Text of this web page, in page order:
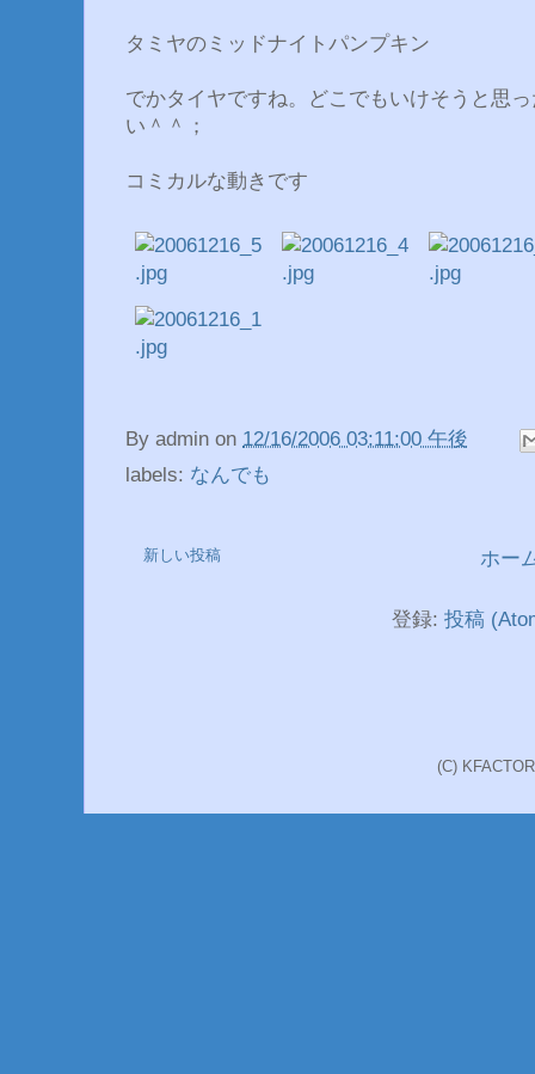
タミヤのミッドナイトパンプキン
でかタイヤですね。どこでもいけそうと思
い＾＾；
コミカルな動きです
By admin on 12/16/2006 03:11:00 午後
labels: なんでも
新しい投稿 ホー
登録: 投稿
(C)